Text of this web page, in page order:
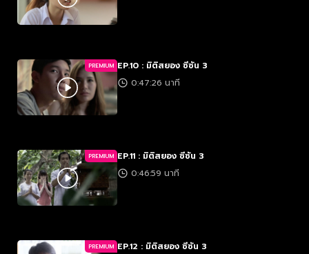
PREMIUM EP.10 : มิติสยอง ซีซัน 3
0:47:26 นาที
PREMIUM EP.11 : มิติสยอง ซีซัน 3
0:46:59 นาที
PREMIUM EP.12 : มิติสยอง ซีซัน 3